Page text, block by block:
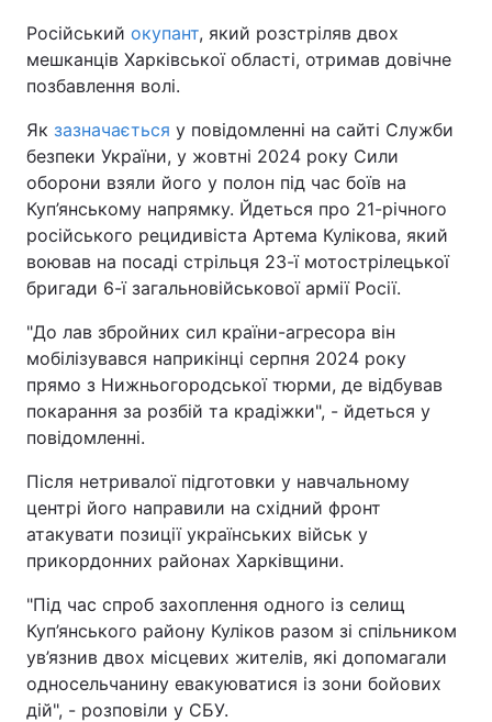
Російський окупант, який розстріляв двох
мешканців Харківської області, отримав довічне
позбавлення волі.
Як зазначається у повідомленні на сайті Служби
безпеки України, у жовтні 2024 року Сили
оборони взяли його у полон під час боїв на
Куп’янському напрямку. Йдеться про 21-річного
російського рецидивіста Артема Кулікова, який
воював на посаді стрільця 23-ї мотострілецької
бригади 6-ї загальновійськової армії Росії.
"До лав збройних сил країни-агресора він
мобілізувався наприкінці серпня 2024 року
прямо з Нижньогородської тюрми, де відбував
покарання за розбій та крадіжки", - йдеться у
повідомленні.
Після нетривалої підготовки у навчальному
центрі його направили на східний фронт
атакувати позиції українських військ у
прикордонних районах Харківщини.
"Під час спроб захоплення одного із селищ
Куп’янського району Куліков разом зі спільником
ув’язнив двох місцевих жителів, які допомагали
односельчанину евакуюватися із зони бойових
дій", - розповіли у СБУ.